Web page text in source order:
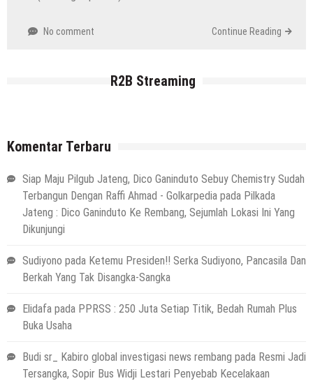
No comment Continue Reading
R2B Streaming
Komentar Terbaru
Siap Maju Pilgub Jateng, Dico Ganinduto Sebuy Chemistry Sudah
Terbangun Dengan Raffi Ahmad - Golkarpedia pada Pilkada
Jateng : Dico Ganinduto Ke Rembang, Sejumlah Lokasi Ini Yang
Dikunjungi
Sudiyono pada Ketemu Presiden!! Serka Sudiyono, Pancasila Dan
Berkah Yang Tak Disangka-Sangka
Elidafa pada PPRSS : 250 Juta Setiap Titik, Bedah Rumah Plus
Buka Usaha
Budi sr_ Kabiro global investigasi news rembang pada Resmi Jadi
Tersangka, Sopir Bus Widji Lestari Penyebab Kecelakaan